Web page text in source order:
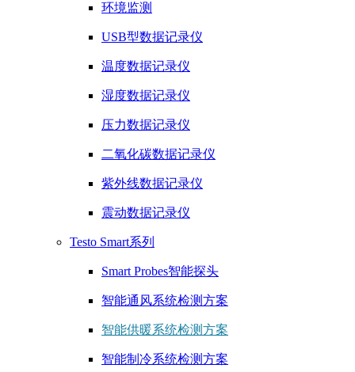
环境监测
USB型数据记录仪
温度数据记录仪
湿度数据记录仪
压力数据记录仪
二氧化碳数据记录仪
紫外线数据记录仪
震动数据记录仪
Testo Smart系列
Smart Probes智能探头
智能通风系统检测方案
智能供暖系统检测方案
智能制冷系统检测方案